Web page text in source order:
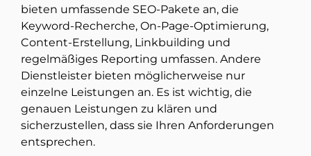
bieten umfassende SEO-Pakete an, die
Keyword-Recherche, On-Page-Optimierung,
Content-Erstellung, Linkbuilding und
regelmäßiges Reporting umfassen. Andere
Dienstleister bieten möglicherweise nur
einzelne Leistungen an. Es ist wichtig, die
genauen Leistungen zu klären und
sicherzustellen, dass sie Ihren Anforderungen
entsprechen.